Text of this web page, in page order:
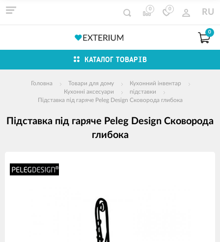
0 0 RU
0
КАТАЛОГ ТОВАРІВ
Головна Товари для дому
Кухонний інвентар
Кухонні аксесуари
підставки
Підставка під гаряче Peleg Design Сковорода глибока
Підставка під гаряче Peleg Design Сковорода
глибока
продуктів